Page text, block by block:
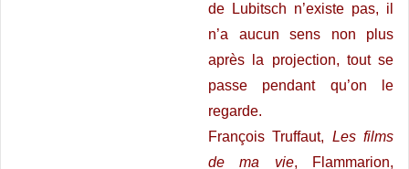
de Lubitsch n’existe pas, il
n’a aucun sens non plus
après la projection, tout se
passe pendant qu’on le
regarde.
François Truffaut, Les films
de ma vie, Flammarion,